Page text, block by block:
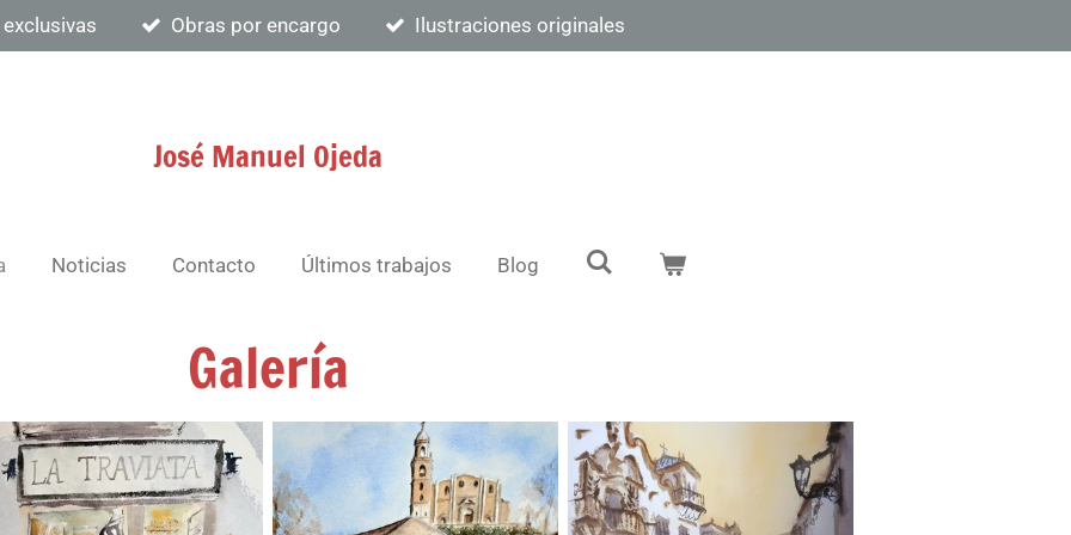
Obras por encargo Ilustraciones originales
José Manuel Ojeda
Noticias Contacto Últimos trabajos Blog
Galería